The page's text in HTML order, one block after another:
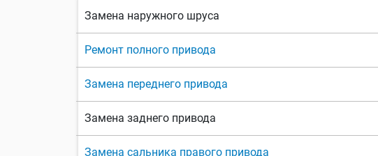
Замена наружного шруса
Ремонт полного привода
Замена переднего привода
Замена заднего привода
Замена сальника правого привода